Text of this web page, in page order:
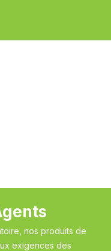
nos produits de
exigences des